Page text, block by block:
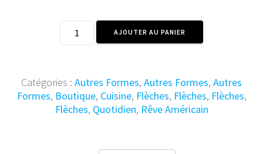
quantité
vintage
Café
Shop
AJOUTER AU PANIER
Catégories : Autres Formes, Autres Formes, Autres
Formes, Boutique, Cuisine, Flèches, Flèches, Flèches,
Flèches, Quotidien, Rêve Américain